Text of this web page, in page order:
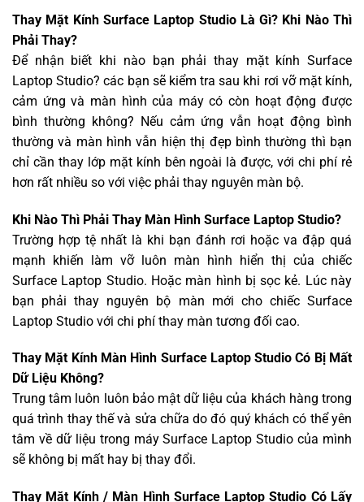
Thay Mặt Kính Surface Laptop Studio Là Gì? Khi Nào Thì
Phải Thay?
Để nhận biết khi nào bạn phải thay mặt kính Surface
Laptop Studio? các bạn sẽ kiểm tra sau khi rơi vỡ mặt kính,
cảm ứng và màn hình của máy có còn hoạt động được
bình thường không? Nếu cảm ứng vẫn hoạt động bình
thường và màn hình vẫn hiện thị đẹp bình thường thì bạn
chỉ cần thay lớp mặt kính bên ngoài là được, với chi phí rẻ
hơn rất nhiều so với việc phải thay nguyên màn bộ.
Khi Nào Thì Phải Thay Màn Hình Surface Laptop Studio?
Trường hợp tệ nhất là khi bạn đánh rơi hoặc va đập quá
mạnh khiến làm vỡ luôn màn hình hiển thị của chiếc
Surface Laptop Studio. Hoặc màn hình bị sọc kẻ. Lúc này
bạn phải thay nguyên bộ màn mới cho chiếc Surface
Laptop Studio với chi phí thay màn tương đối cao.
Thay Mặt Kính Màn Hình Surface Laptop Studio Có Bị Mất
Dữ Liệu Không?
Trung tâm luôn luôn bảo mật dữ liệu của khách hàng trong
quá trình thay thế và sửa chữa do đó quý khách có thể yên
tâm về dữ liệu trong máy Surface Laptop Studio của mình
sẽ không bị mất hay bị thay đổi.
Thay Mặt Kính / Màn Hình Surface Laptop Studio Có Lấy